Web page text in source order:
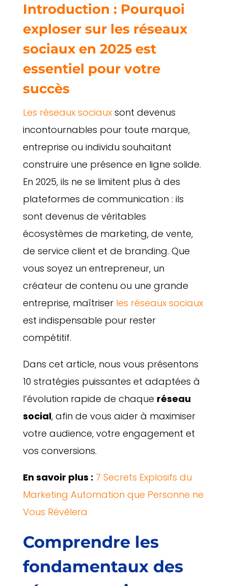
Introduction : Pourquoi
exploser sur les réseaux
sociaux en 2025 est
essentiel pour votre
succès
Les réseaux sociauxsont devenus
incontournables pour toute marque,
entreprise ou individu souhaitant
construire une présence en ligne solide.
En 2025, ils ne se limitent plus à des
plateformes de communication : ils
sont devenus de véritables
écosystèmes de marketing, de vente,
de service client et de branding. Que
vous soyez un entrepreneur, un
créateur de contenu ou une grande
entreprise, maîtriser les réseaux sociaux
est indispensable pour rester
compétitif.
Dans cet article, nous vous présentons
10 stratégies puissantes et adaptées à
l’évolution rapide de chaque réseau
social, afin de vous aider à maximiser
votre audience, votre engagement et
vos conversions.
En savoir plus : 7 Secrets Explosifs du
Marketing Automation que Personne ne
Vous Révèlera
Comprendre les
fondamentaux des